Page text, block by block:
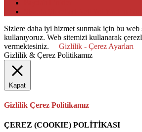
Sizlere daha iyi hizmet sunmak için bu web
kullanıyoruz. Web sitemizi kullanarak
vermektesiniz.
Gizlilik - Çerez Ayarları
Gizlilik & Çerez Politikamız
Kapat
Gizlilik Çerez Politikamız
ÇEREZ (COOKIE) POLİTİKASI